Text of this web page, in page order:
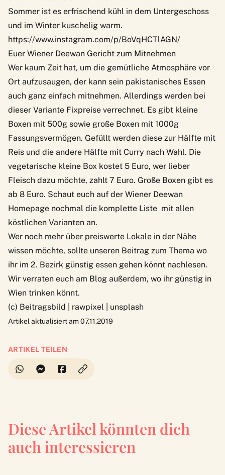
Sommer ist es erfrischend kühl in dem Untergeschoss
und im Winter kuschelig warm.
https://www.instagram.com/p/BoVqHCTlAGN/
Euer Wiener Deewan Gericht zum Mitnehmen
Wer kaum Zeit hat, um die gemütliche Atmosphäre vor
Ort aufzusaugen, der kann sein pakistanisches Essen
auch ganz einfach mitnehmen. Allerdings werden bei
dieser Variante Fixpreise verrechnet. Es gibt kleine
Boxen mit 500g sowie große Boxen mit 1000g
Fassungsvermögen. Gefüllt werden diese zur Hälfte mit
Reis und die andere Hälfte mit Curry nach Wahl. Die
vegetarische kleine Box kostet 5 Euro, wer lieber
Fleisch dazu möchte, zahlt 7 Euro. Große Boxen gibt es
ab 8 Euro. Schaut euch auf der Wiener Deewan
Homepage nochmal die komplette Liste mit allen
köstlichen Varianten an.
Wer noch mehr über preiswerte Lokale in der Nähe
wissen möchte, sollte unseren Beitrag zum Thema wo
ihr im 2. Bezirk günstig essen gehen könnt nachlesen.
Wir verraten euch am Blog außerdem, wo ihr günstig in
Wien trinken könnt.
(c) Beitragsbild | rawpixel | unsplash
Artikel aktualisiert am 07.11.2019
ARTIKEL TEILEN
Diese Artikel könnten dich
auch interessieren